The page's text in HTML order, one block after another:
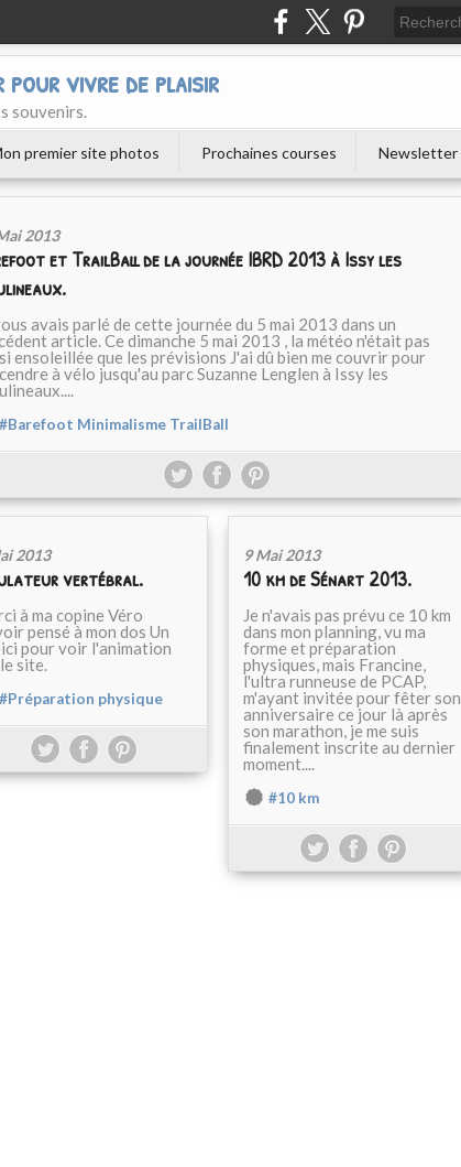
vivre de plaisir
souvenirs.
premier site photos Prochaines courses Newsletter
2013
et TrailBall de la journée IBRD 2013 à Issy les
avais parlé de cette journée du 5 mai 2013 dans un
article. Ce dimanche 5 mai 2013 , la météo n'était pas
ensoleillée que les prévisions J'ai dû bien me couvrir pour
à vélo jusqu'au parc Suzanne Lenglen à Issy les
#Barefoot Minimalisme TrailBall
2013
vertébral.
à ma copine Véro
pensé à mon dos Un
pour voir l'animation
site.
#Préparation physique
9 Mai 2013
10 km de Sénart 2013.
Je n'avais pas prévu ce 10 km
dans mon planning, vu ma
forme et préparation
physiques, mais Francine,
l'ultra runneuse de PCAP,
m'ayant invitée pour fêter son
anniversaire ce jour là après
son marathon, je me suis
finalement inscrite au dernier
moment....
#10 km